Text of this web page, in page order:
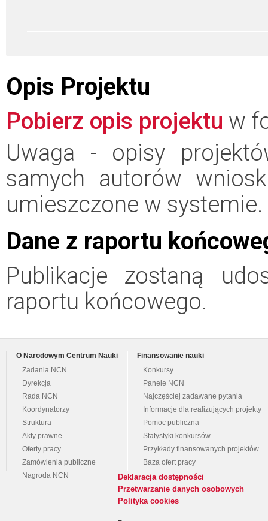
Opis Projektu
Pobierz opis projektu w
Uwaga - opisy
samych autorów
umieszczone w systemie.
Dane z raportu
Publikacje zostaną
raportu końcowego.
O Narodowym Centrum Nauki
Zadania NCN
Dyrekcja
Rada NCN
Koordynatorzy
Struktura
Akty prawne
Oferty pracy
Zamówienia publiczne
Nagroda NCN
Finansowanie nauki
Konkursy
Panele NCN
Najczęściej zadawane pytania
Informacje dla realizujących projekty
Pomoc publiczna
Statystyki konkursów
Przykłady finansowanych projektów
Baza ofert pracy
Deklaracja dostępności
Przetwarzanie danych osobowych
Polityka cookies